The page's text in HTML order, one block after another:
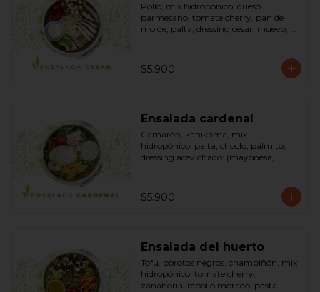
Pollo, mix hidropónico, queso
parmesano, tomate cherry, pan de
molde, palta, dressing cesar: (huevo,
$5.900
Ensalada cardenal
Camarón, kanikama, mix
hidropónico, palta, choclo, palmito,
dressing acevichado: (mayonesa,
$5.900
Ensalada del huerto
Tofu, porotos negros, champiñón, mix
hidropónico, tomate cherry,
zanahoria, repollo morado, pasta